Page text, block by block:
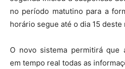
no período matutino para a
horário segue até o dia 15 deste
O novo sistema permitirá que
em tempo real todas as